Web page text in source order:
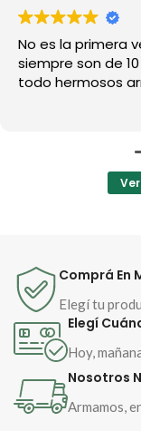
No es la primera
siempre son de
todo hermosos
Comprá En
Elegí tu
Elegí
Hoy,
Nosotros
Armamos,